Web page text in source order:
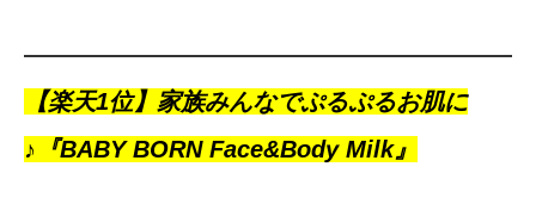
【楽天1位】家族みんなでぷるぷるお肌に
♪『BABY BORN Face&Body Milk』